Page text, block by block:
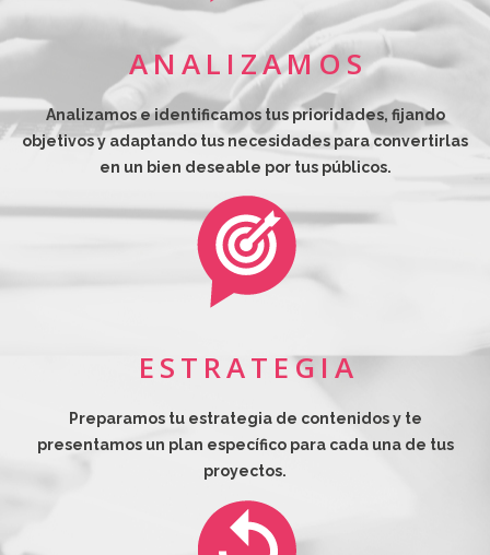
A N A L I Z A M O S
Analizamos e identificamos tus prioridades, fijando
objetivos y adaptando tus necesidades para convertirlas
en un bien deseable por tus públicos.
E S T R A T E G I A
Preparamos tu estrategia de contenidos y te
presentamos un plan específico para cada una de tus
proyectos.